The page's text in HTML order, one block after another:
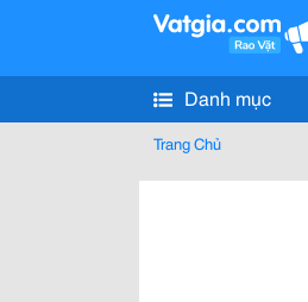
Danh mục
Trang Chủ